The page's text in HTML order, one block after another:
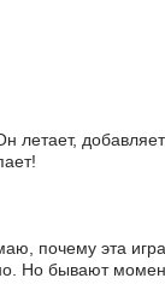
летает,
почему эта
Но бывают